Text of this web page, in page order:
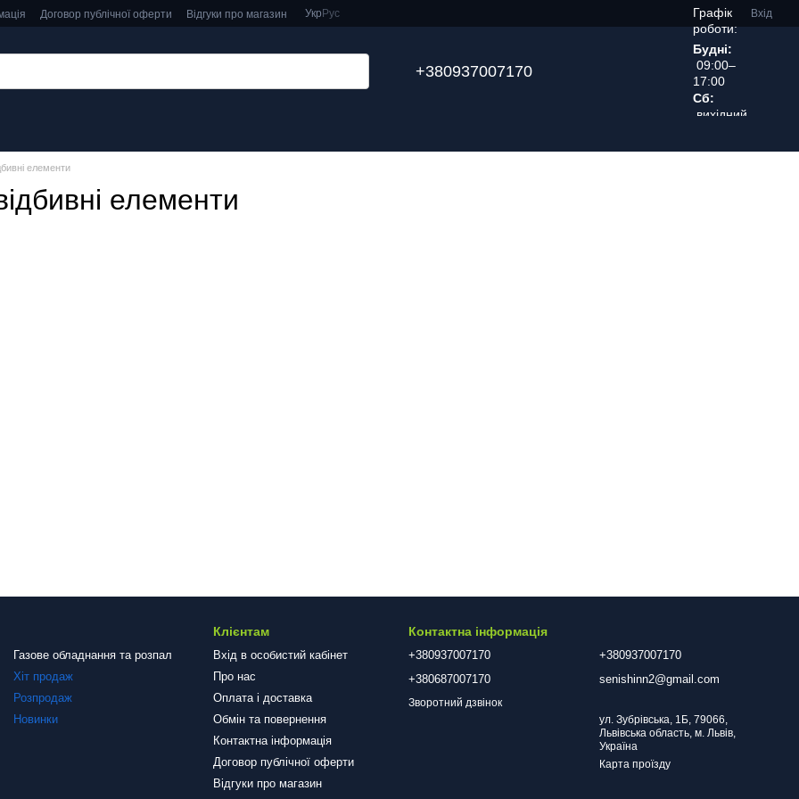
Договор публічної оферти Відгуки про магазин Укр Рус Вхід
+380937007170
Графік
роботи:
Будні:
09:00–
17:00
Сб:
вихідний
елементи
елементи
Газове обладнання та розпал
Хіт продаж
Розпродаж
Новинки
Клієнтам
Вхід в особистий кабінет
Про нас
Оплата і доставка
Обмін та повернення
Контактна інформація
Договор публічної оферти
Відгуки про магазин
Контактна інформація
+380937007170
+380687007170
Зворотний дзвінок
+380937007170
senishinn2@gmail.com
ул. Зубрівська, 1Б, 79066,
Львівська область, м. Львів,
Україна
Карта проїзду